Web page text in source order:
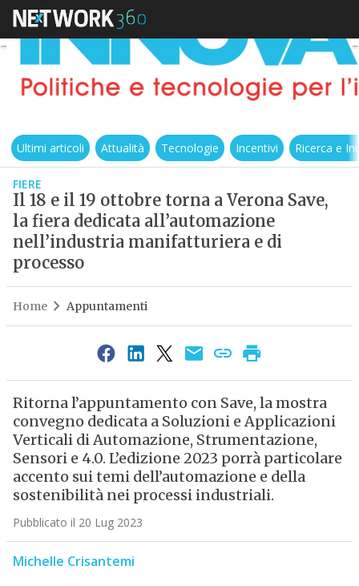
Ultimi articoli Attualità Tecnologie Incentivi Ricerca e
FIERE
Il 18 e il 19 ottobre torna a Verona Save,
la fiera dedicata all’automazione
nell’industria manifatturiera e di
processo
Home Appuntamenti
Ritorna l’appuntamento con Save, la mostra
convegno dedicata a Soluzioni e Applicazioni
Verticali di Automazione, Strumentazione,
Sensori e 4.0. L’edizione 2023 porrà particolare
accento sui temi dell’automazione e della
sostenibilità nei processi industriali.
Pubblicato il 20 Lug 2023
Michelle Crisantemi